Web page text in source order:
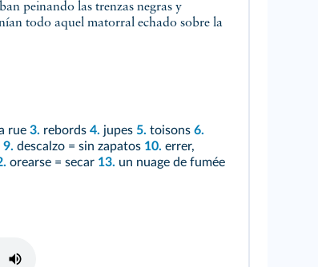
peinando las trenzas negras y
todo aquel matorral echado sobre la
rue 3. rebords 4. jupes 5. toisons 6.
9. descalzo = sin zapatos 10. errer,
orearse = secar 13. un nuage de fumée